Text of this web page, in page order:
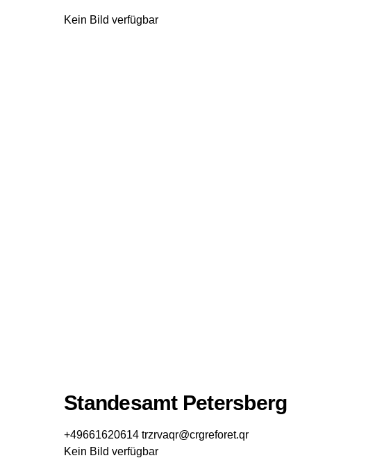
Kein Bild verfügbar
Standesamt Petersberg
+49661620614 trzrvaqr@crgreforet.qr
Kein Bild verfügbar